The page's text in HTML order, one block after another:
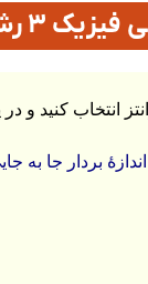
خرداد ۱۴۰۰
بردار جا به